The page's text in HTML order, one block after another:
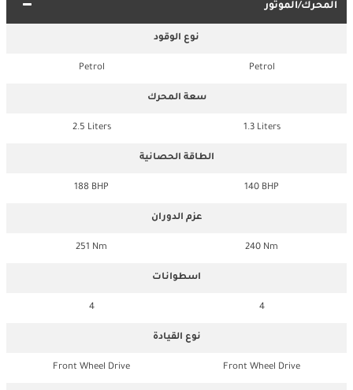
المحرك/الموتور
نوع الوقود
Petrol
Petrol
سعة المحرك
1.3 Liters
2.5 Liters
الطاقة الحصانية
140 BHP
188 BHP
عزم الدوران
240 Nm
251 Nm
اسطوانات
4
4
نوع القيادة
Front Wheel Drive
Front Wheel Drive